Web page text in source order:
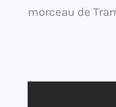
morceau de